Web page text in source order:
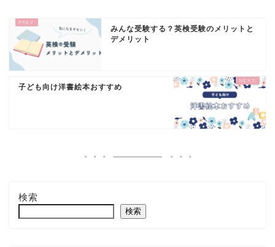
みんな受験する？英検受験のメリットと
デメリット
子ども向け洋書絵本おすすめ
検索
検索